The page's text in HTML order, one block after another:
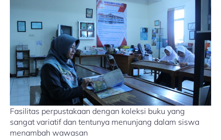
Fasilitas perpustakaan dengan koleksi buku yang
sangat variatif dan tentunya menunjang dalam siswa
menambah wawasan